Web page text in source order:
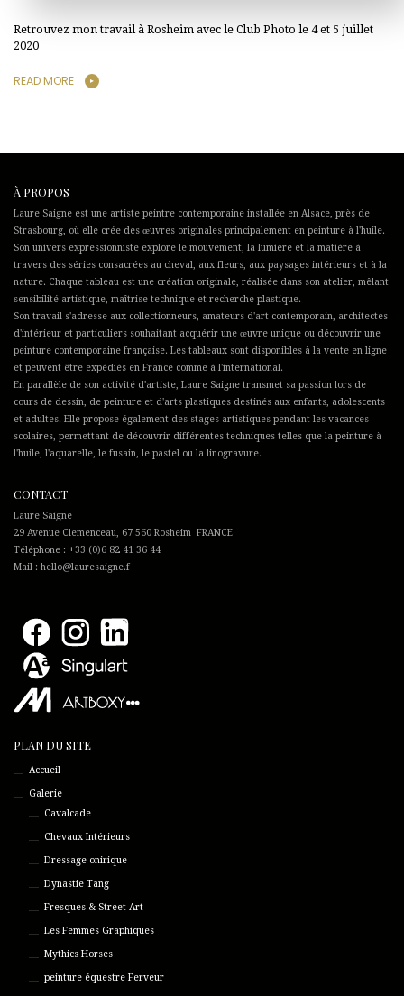
Retrouvez mon travail à Rosheim avec le Club Photo le 4 et 5 juillet
2020
READ MORE
À PROPOS
Laure Saigne est une artiste peintre contemporaine installée en Alsace, près de
Strasbourg, où elle crée des œuvres originales principalement en peinture à l'huile.
Son univers expressionniste explore le mouvement, la lumière et la matière à
travers des séries consacrées au cheval, aux fleurs, aux paysages intérieurs et à la
nature. Chaque tableau est une création originale, réalisée dans son atelier, mêlant
sensibilité artistique, maîtrise technique et recherche plastique.
Son travail s'adresse aux collectionneurs, amateurs d'art contemporain, architectes
d'intérieur et particuliers souhaitant acquérir une œuvre unique ou découvrir une
peinture contemporaine française. Les tableaux sont disponibles à la vente en ligne
et peuvent être expédiés en France comme à l'international.
En parallèle de son activité d'artiste, Laure Saigne transmet sa passion lors de
cours de dessin, de peinture et d'arts plastiques destinés aux enfants, adolescents
et adultes. Elle propose également des stages artistiques pendant les vacances
scolaires, permettant de découvrir différentes techniques telles que la peinture à
l'huile, l'aquarelle, le fusain, le pastel ou la linogravure.
CONTACT
Laure Saigne
29 Avenue Clemenceau, 67 560 Rosheim FRANCE
Téléphone : +33 (0)6 82 41 36 44
Mail : hello@lauresaigne.f
PLAN DU SITE
Accueil
Galerie
Cavalcade
Chevaux Intérieurs
Dressage onirique
Dynastie Tang
Fresques & Street Art
Les Femmes Graphiques
Mythics Horses
peinture équestre Ferveur